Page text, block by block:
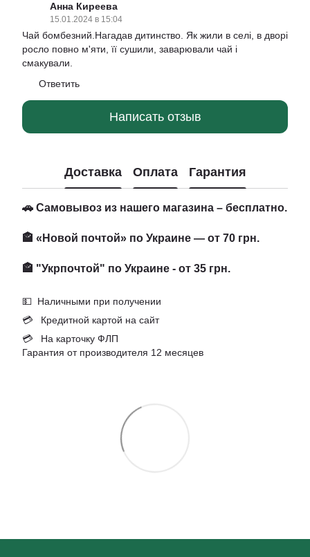
Анна Киреева
15.01.2024 в 15:04
Чай бомбезний.Нагадав дитинство. Як жили в селі, в дворі
росло повно м'яти, її сушили, заварювали чай і
смакували.
Ответить
Написать отзыв
Доставка Оплата Гарантия
🚗 Самовывоз из нашего магазина – бесплатно.
🏤 «Новой почтой» по Украине — от 70 грн.
🏤 "Укрпочтой" по Украине - от 35 грн.
💵 Наличными при получении
💳 Кредитной картой на сайт
💳 На карточку ФЛП
Гарантия от производителя 12 месяцев